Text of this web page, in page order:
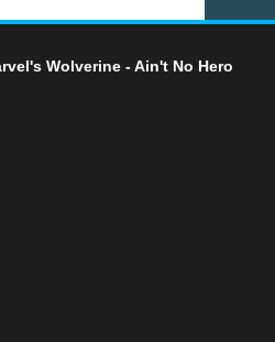
Wolverine - Ain't No Hero